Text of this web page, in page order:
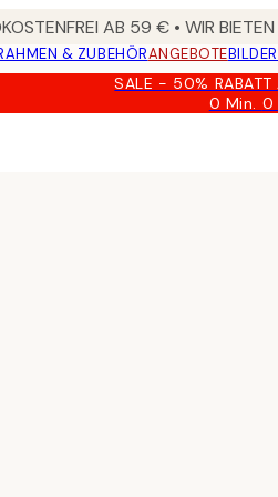
AB 59 € • WIR
& ZUBEHÖRANGEBOTE
SALE - 50% RABATT
0 Min. 0